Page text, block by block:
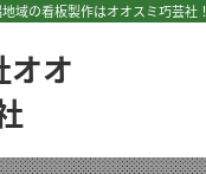
域の看板製作はオオスミ巧芸社！